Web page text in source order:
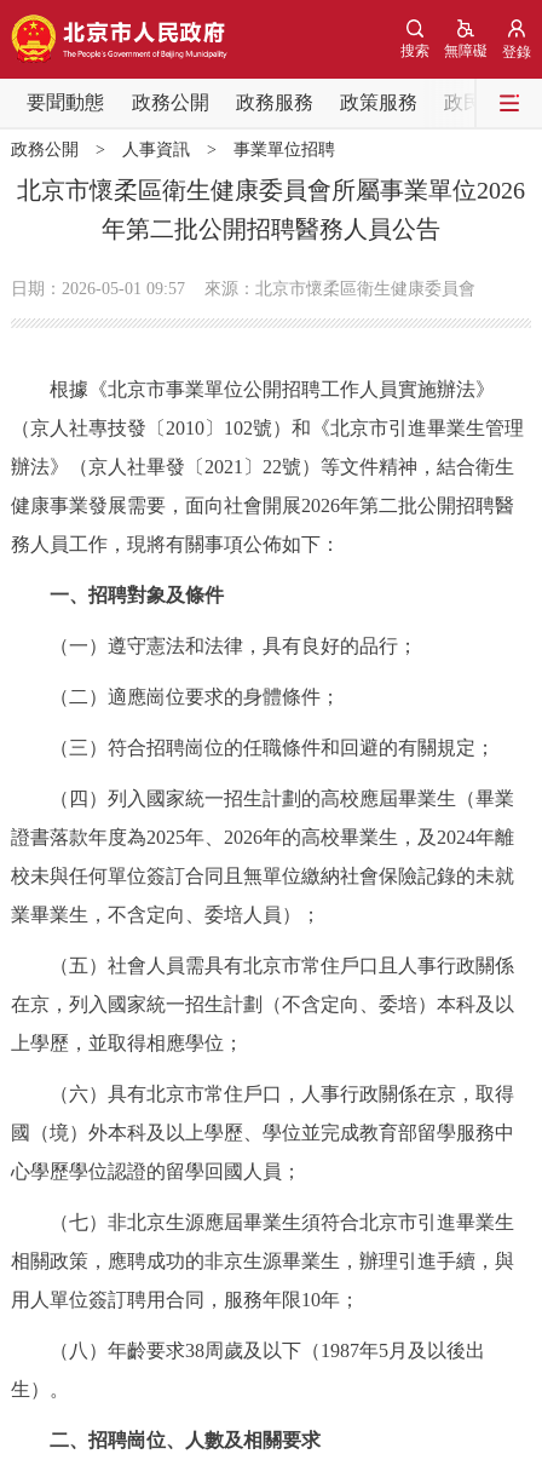
登錄
無障礙
搜索
要聞動態 政務公開 政務服務 政策服務 政民互動
要聞動態
黨中央精神 國務院資訊
北京要聞 會議資訊 部門動態
市領導 機構職能 政策服務
政策兌現 政策解讀 回應關切
個人服務 法人服務
仲介服務 陽光政務
政民互動
12345網上接訴即辦 我要諮詢 我要建議
參與調查
走進北京
綠色北京 圖説北京 視頻北京
多語種
ENGLISH 한국어 日本語
政務公開 > 人事資訊> 事業單位招聘
北京市懷柔區衛生健康委員會所屬事業單位2026
年第二批公開招聘醫務人員公告
日期：2026-05-01 09:57 來源：北京市懷柔區衛生健康委員會
根據《北京市事業單位公開招聘工作人員實施辦法》
（京人社專技發〔2010〕102號）和《北京市引進畢業生管理
辦法》（京人社畢發〔2021〕22號）等文件精神，結合衛生
健康事業發展需要，面向社會開展2026年第二批公開招聘醫
務人員工作，現將有關事項公佈如下：
一、招聘對象及條件
（一）遵守憲法和法律，具有良好的品行；
（二）適應崗位要求的身體條件；
（三）符合招聘崗位的任職條件和回避的有關規定；
（四）列入國家統一招生計劃的高校應屆畢業生（畢業
證書落款年度為2025年、2026年的高校畢業生，及2024年離
校未與任何單位簽訂合同且無單位繳納社會保險記錄的未就
業畢業生，不含定向、委培人員）；
（五）社會人員需具有北京市常住戶口且人事行政關係
在京，列入國家統一招生計劃（不含定向、委培）本科及以
上學歷，並取得相應學位；
（六）具有北京市常住戶口，人事行政關係在京，取得
國（境）外本科及以上學歷、學位並完成教育部留學服務中
心學歷學位認證的留學回國人員；
（七）非北京生源應屆畢業生須符合北京市引進畢業生
相關政策，應聘成功的非京生源畢業生，辦理引進手續，與
用人單位簽訂聘用合同，服務年限10年；
（八）年齡要求38周歲及以下（1987年5月及以後出
生）。
二、招聘崗位、人數及相關要求